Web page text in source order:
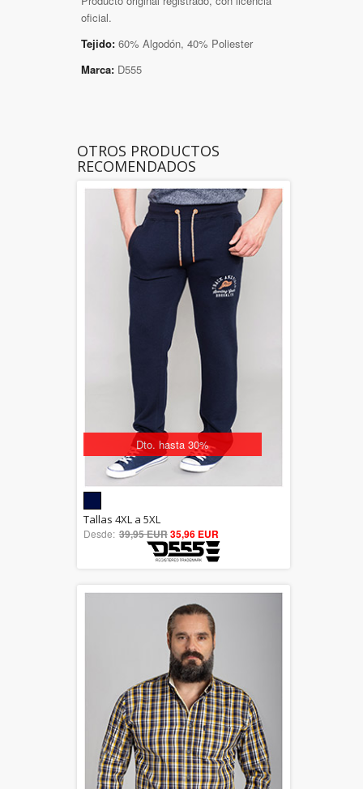
oficial.
Tejido: 60% Algodón, 40% Poliester
Marca: D555
OTROS PRODUCTOS
RECOMENDADOS
Dto. hasta 30%
5.00
out of 5
Tallas 4XL a 5XL
Desde: 39,95 EUR35,96 EUR